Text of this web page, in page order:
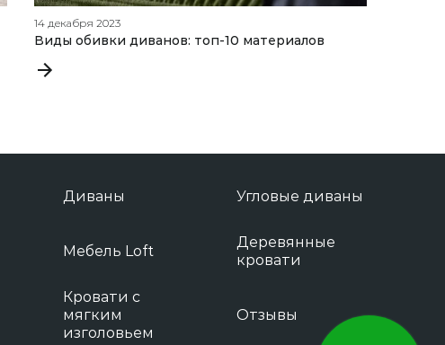
14 декабря 2023
Виды обивки диванов: топ-10 материалов
Диваны Угловые диваны
Мебель Loft
Деревянные
кровати
Кровати с
мягким
изголовьем
Отзывы